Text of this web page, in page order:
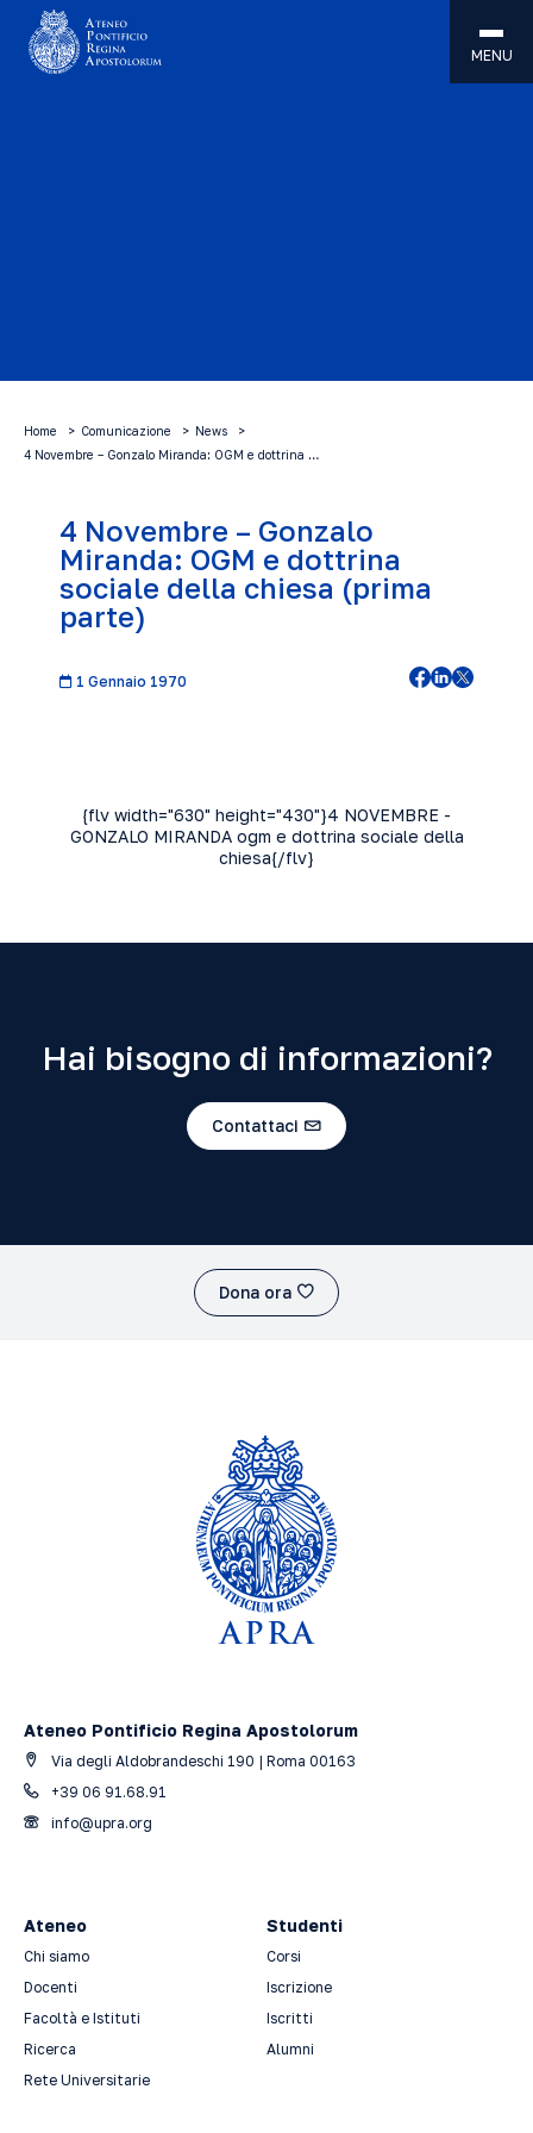
MENU
Home Comunicazione
News
4 Novembre – Gonzalo Miranda: OGM e dottrina …
4 Novembre – Gonzalo
Miranda: OGM e dottrina
sociale della chiesa (prima
parte)
1 Gennaio 1970
{flv width="630" height="430"}4 NOVEMBRE -
GONZALO MIRANDA ogm e dottrina sociale della
chiesa{/flv}
Hai bisogno di informazioni?
Contattaci
Dona ora
Ateneo Pontificio Regina Apostolorum
Via degli Aldobrandeschi 190 | Roma 00163
+39 06 91.68.91
info@upra.org
Ateneo
Chi siamo
Docenti
Facoltà e Istituti
Ricerca
Rete Universitarie
Studenti
Corsi
Iscrizione
Iscritti
Alumni